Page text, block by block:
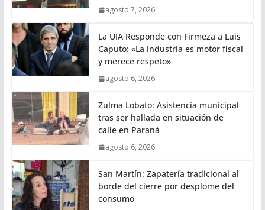
agosto 7, 2026
La UIA Responde con Firmeza a Luis
Caputo: «La industria es motor fiscal
y merece respeto»
agosto 6, 2026
Zulma Lobato: Asistencia municipal
tras ser hallada en situación de
calle en Paraná
agosto 6, 2026
San Martín: Zapatería tradicional al
borde del cierre por desplome del
consumo